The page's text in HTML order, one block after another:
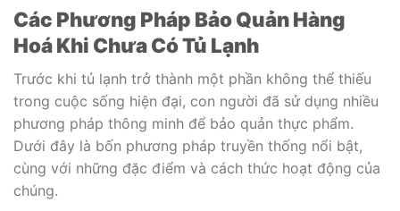
Các Phương Pháp Bảo Quản Hàng
Hoá Khi Chưa Có Tủ Lạnh
Trước khi tủ lạnh trở thành một phần không thể thiếu
trong cuộc sống hiện đại, con người đã sử dụng nhiều
phương pháp thông minh để bảo quản thực phẩm.
Dưới đây là bốn phương pháp truyền thống nổi bật,
cùng với những đặc điểm và cách thức hoạt động của
chúng.